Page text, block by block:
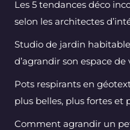
Les 5 tendances déco
selon les architectes
Studio de jardin
d’agrandir son espace de
Pots respirants en
plus belles, plus fortes et
Comment agrandir un